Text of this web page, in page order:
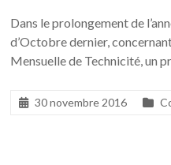
Dans le prolongement de
d’Octobre dernier,
Mensuelle de Technicité, un
30 novembre 2016